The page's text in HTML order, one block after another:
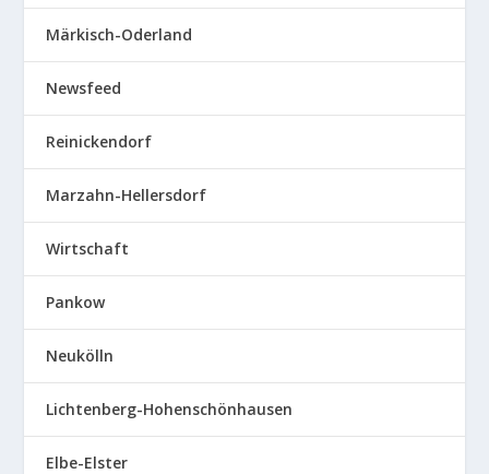
Märkisch-Oderland
Newsfeed
Reinickendorf
Marzahn-Hellersdorf
Wirtschaft
Pankow
Neukölln
Lichtenberg-Hohenschönhausen
Elbe-Elster